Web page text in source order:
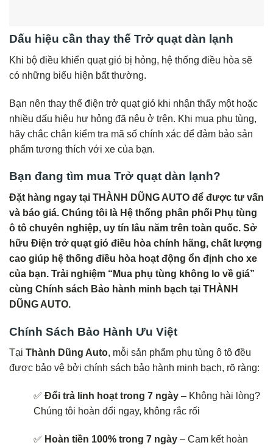
Dấu hiệu cần thay thế Trở quạt dàn lạnh
Khi bộ điều khiển quạt gió bị hỏng, hệ thống điều hòa sẽ
có những biểu hiện bất thường.
Bạn nên thay thế điện trở quạt gió khi nhận thấy một hoặc
nhiều dấu hiệu hư hỏng đã nêu ở trên. Khi mua phụ tùng,
hãy chắc chắn kiểm tra mã số chính xác để đảm bảo sản
phẩm tương thích với xe của bạn.
Bạn đang tìm mua Trở quạt dàn lạnh?
Đặt hàng ngay tại THÀNH DŨNG AUTO để được tư vấn
và báo giá. Chúng tôi là Hệ thống phân phối Phụ tùng
ô tô chuyên nghiệp, uy tín lâu năm trên toàn quốc. Sở
hữu Điện trở quạt gió điều hòa chính hãng, chất lượng
cao giúp hệ thống điều hòa hoạt động ổn định cho xe
của bạn. Trải nghiệm “Mua phụ tùng không lo về giá”
cùng Chính sách Bảo hành minh bạch tại THÀNH
DŨNG AUTO.
Chính Sách Bảo Hành Ưu Việt
Tại Thành Dũng Auto, mỗi sản phẩm phụ tùng ô tô đều
được bảo vệ bởi chính sách bảo hành minh bạch, rõ ràng:
✅ Đổi trả linh hoạt trong 7 ngày – Không hài lòng?
Chúng tôi hoàn đổi ngay, không rắc rối
✅ Hoàn tiền 100% trong 7 ngày – Cam kết hoàn